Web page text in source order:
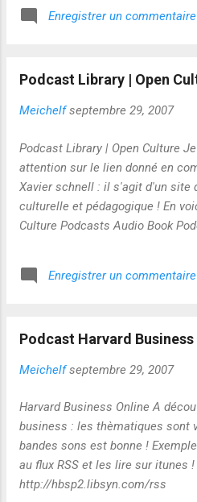
Enregistrer un commentaire
Podcast Library | Open
Meichelf septembre 29, 2007
Podcast Library | Open Culture
attention sur le lien donné en
Xavier schnell : il s'agit d'un site
culturelle et pédagogique ! En
Culture Podcasts Audio Book
Podcasts - All University
Ici le flux RSS : http://
Enregistrer un commentaire
Podcast Harvard Business
Meichelf septembre 29, 2007
Harvard Business Online A
business : les thèmatiques sont
bandes sons est bonne !
au flux RSS et les lire sur itunes !
http://hbsp2.libsyn.com/rss